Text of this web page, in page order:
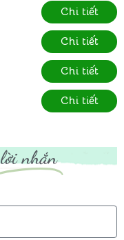
Chi tiết
Chi tiết
Chi tiết
Chi tiết
lời nhắn